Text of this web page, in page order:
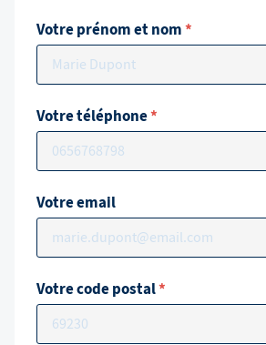
Votre prénom et nom*
Votre téléphone*
Votre email
Votre code postal*